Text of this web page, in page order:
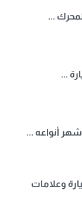
...
...
أنواعه ...
وعلامات